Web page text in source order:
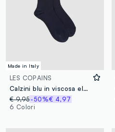
Made in Italy
LES COPAINS
Calzini blu in viscosa elasticizzato a coste
€ 9,95-50%€ 4,97
6 Colori